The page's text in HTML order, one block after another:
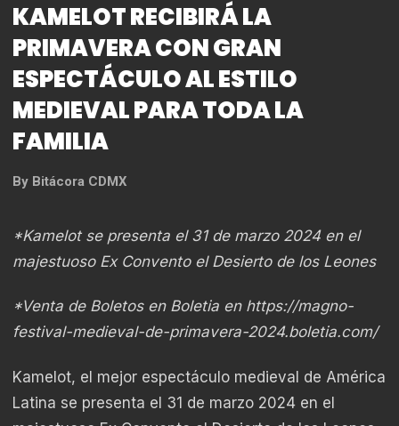
KAMELOT RECIBIRÁ LA
PRIMAVERA CON GRAN
ESPECTÁCULO AL ESTILO
MEDIEVAL PARA TODA LA
FAMILIA
By Bitácora CDMX
*Kamelot se presenta el 31 de marzo 2024 en el
majestuoso Ex Convento el Desierto de los Leones
*Venta de Boletos en Boletia en https://magno-
festival-medieval-de-primavera-2024.boletia.com/
Kamelot, el mejor espectáculo medieval de América
Latina se presenta el 31 de marzo 2024 en el